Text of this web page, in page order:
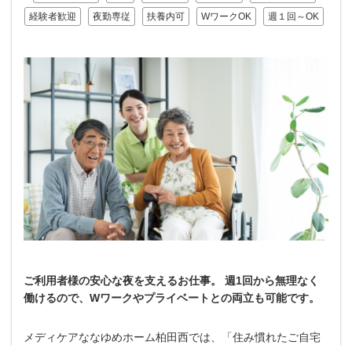
経験者歓迎 夜勤専従 扶養内可 WワークOK 週１回～OK
ご利用者様の安心な夜を支えるお仕事。 週1回から無理なく
働けるので、Wワークやプライベートとの両立も可能です。
メディケアななゆめホーム柏田西では、「住み慣れたご自宅